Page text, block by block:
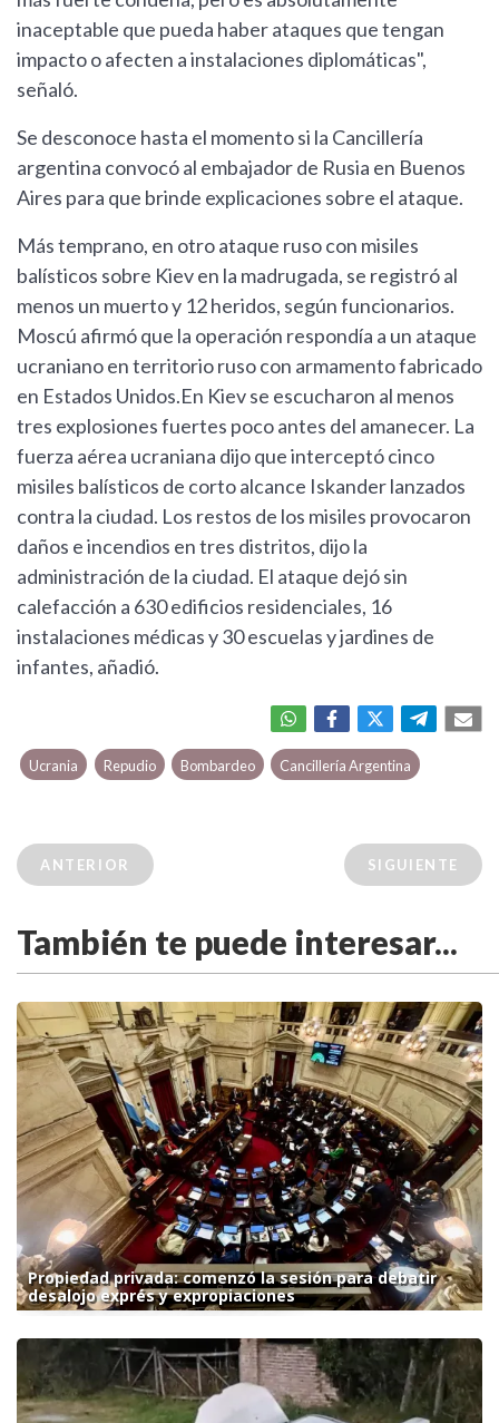
inaceptable que pueda haber ataques que tengan
impacto o afecten a instalaciones diplomáticas",
señaló.
Se desconoce hasta el momento si la Cancillería
argentina convocó al embajador de Rusia en Buenos
Aires para que brinde explicaciones sobre el ataque.
Más temprano, en otro ataque ruso con misiles
balísticos sobre Kiev en la madrugada, se registró al
menos un muerto y 12 heridos, según funcionarios.
Moscú afirmó que la operación respondía a un ataque
ucraniano en territorio ruso con armamento fabricado
en Estados Unidos.En Kiev se escucharon al menos
tres explosiones fuertes poco antes del amanecer. La
fuerza aérea ucraniana dijo que interceptó cinco
misiles balísticos de corto alcance Iskander lanzados
contra la ciudad. Los restos de los misiles provocaron
daños e incendios en tres distritos, dijo la
administración de la ciudad. El ataque dejó sin
calefacción a 630 edificios residenciales, 16
instalaciones médicas y 30 escuelas y jardines de
infantes, añadió.
Ucrania Repudio Bombardeo Cancillería Argentina
ANTERIOR SIGUIENTE
También te puede interesar...
Propiedad privada: comenzó la sesión para debatir
desalojo exprés y expropiaciones